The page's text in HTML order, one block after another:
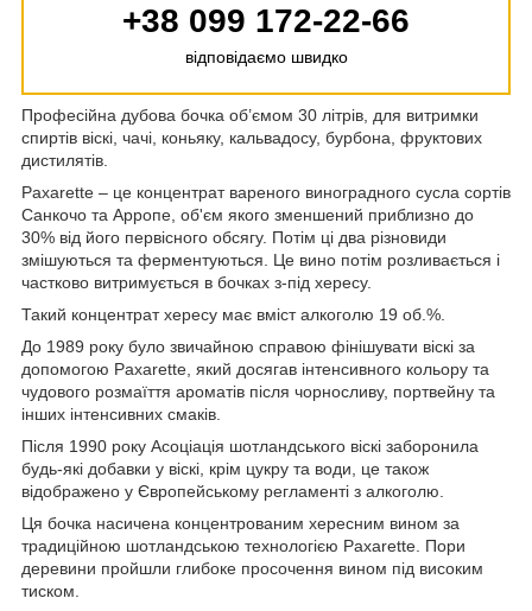
+38 099 172-22-66
відповідаємо швидко
Професійна дубова бочка об’ємом 30 літрів, для витримки
спиртів віскі, чачі, коньяку, кальвадосу, бурбона, фруктових
дистилятів.
Paxarette – це концентрат вареного виноградного сусла сортів
Санкочо та Арропе, об'єм якого зменшений приблизно до
30% від його первісного обсягу. Потім ці два різновиди
змішуються та ферментуються. Це вино потім розливається і
частково витримується в бочках з-під хересу.
Такий концентрат хересу має вміст алкоголю 19 об.%.
До 1989 року було звичайною справою фінішувати віскі за
допомогою Paxarette, який досягав інтенсивного кольору та
чудового розмаїття ароматів після чорносливу, портвейну та
інших інтенсивних смаків.
Після 1990 року Асоціація шотландського віскі заборонила
будь-які добавки у віскі, крім цукру та води, це також
відображено у Європейському регламенті з алкоголю.
Ця бочка насичена концентрованим хересним вином за
традиційною шотландською технологією Paxarette. Пори
деревини пройшли глибоке просочення вином під високим
тиском.